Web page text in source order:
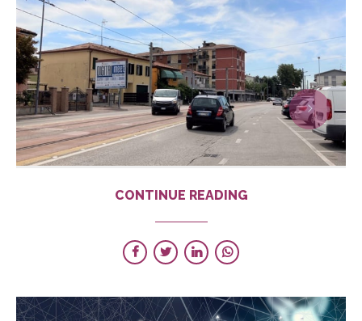
CONTINUE READING